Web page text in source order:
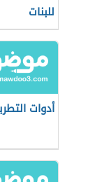
للبنات
أدوات